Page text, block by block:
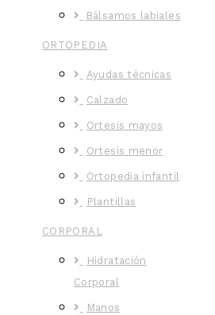
Bálsamos labiales
ORTOPEDIA
Ayudas técnicas
Calzado
Ortesis mayos
Ortesis menor
Ortopedia infantil
Plantillas
CORPORAL
Hidratación
Corporal
Manos